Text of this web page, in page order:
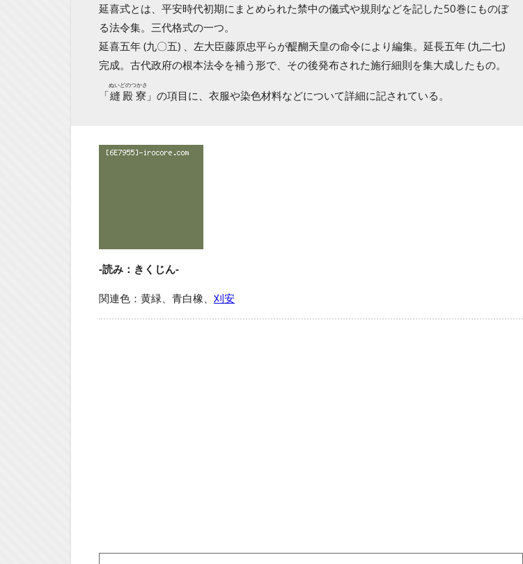
延喜式とは、平安時代初期にまとめられた禁中の儀式や規則などを記した50巻にものぼ
る法令集。三代格式の一つ。
延喜五年 (九〇五) 、左大臣藤原忠平らが醍醐天皇の命令により編集。延長五年 (九二七)
完成。古代政府の根本法令を補う形で、その後発布された施行細則を集大成したもの。
「縫殿寮
ぬいどのつかさ
」の項目に、衣服や染色材料などについて詳細に記されている。
-読み：きくじん-
関連色：黄緑、青白橡、 刈安